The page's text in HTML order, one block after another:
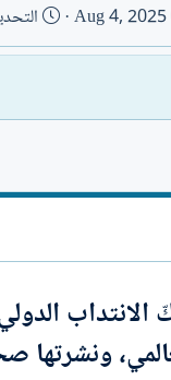
ت
ا
خ
إ
ء
Aug 4, 2025